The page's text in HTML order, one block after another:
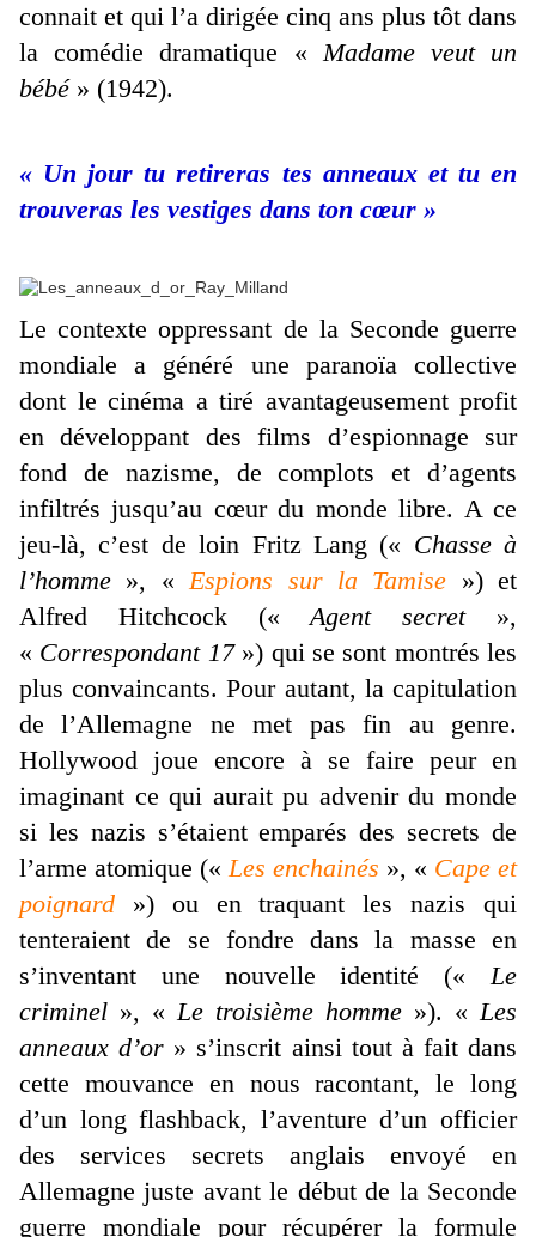
connait et qui l’a dirigée cinq ans plus tôt dans
la comédie dramatique «Madame veut un
bébé» (1942).
« Un jour tu retireras tes anneaux et tu en
trouveras les vestiges dans ton cœur »
Le contexte oppressant de la Seconde guerre
mondiale a généré une paranoïa collective
dont le cinéma a tiré avantageusement profit
en développant des films d’espionnage sur
fond de nazisme, de complots et d’agents
infiltrés jusqu’au cœur du monde libre. A ce
jeu-là, c’est de loin Fritz Lang (« Chasse à
l’homme », «Espions sur la Tamise ») et
Alfred Hitchcock («Agent secret»,
« Correspondant 17») qui se sont montrés les
plus convaincants. Pour autant, la capitulation
de l’Allemagne ne met pas fin au genre.
Hollywood joue encore à se faire peur en
imaginant ce qui aurait pu advenir du monde
si les nazis s’étaient emparés des secrets de
l’arme atomique («Les enchainés », « Cape et
poignard ») ou en traquant les nazis qui
tenteraient de se fondre dans la masse en
s’inventant une nouvelle identité («Le
criminel », «Le troisième homme »). «Les
anneaux d’or » s’inscrit ainsi tout à fait dans
cette mouvance en nous racontant, le long
d’un long flashback, l’aventure d’un officier
des services secrets anglais envoyé en
Allemagne juste avant le début de la Seconde
guerre mondiale pour récupérer la formule